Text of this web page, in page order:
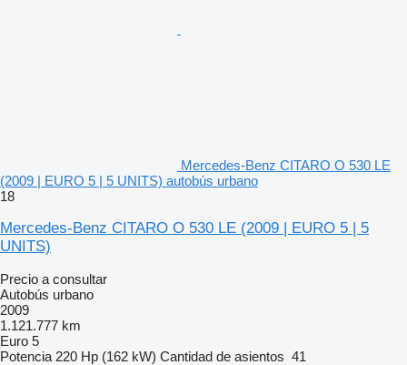
Mercedes-Benz CITARO O 530 LE
(2009 | EURO 5 | 5 UNITS) autobús urbano
18
Mercedes-Benz CITARO O 530 LE (2009 | EURO 5 | 5
UNITS)
Precio a consultar
Autobús urbano
2009
1.121.777 km
Euro 5
Potencia 220 Hp (162 kW) Cantidad de asientos 41